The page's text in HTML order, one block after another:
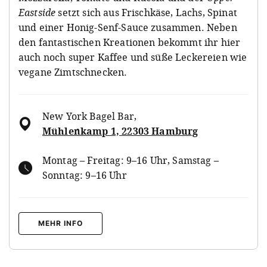
Eastsidesetzt sich aus Frischkäse, Lachs, Spinat
und einer Honig-Senf-Sauce zusammen. Neben
den fantastischen Kreationen bekommt ihr hier
auch noch super Kaffee und süße Leckereien wie
vegane Zimtschnecken.
New York Bagel Bar,
Mühlenkamp 1, 22303 Hamburg
Montag – Freitag: 9–16 Uhr, Samstag –
Sonntag: 9–16 Uhr
MEHR INFO